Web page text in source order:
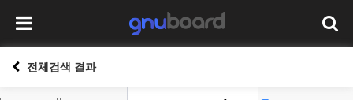
전체검색 결과